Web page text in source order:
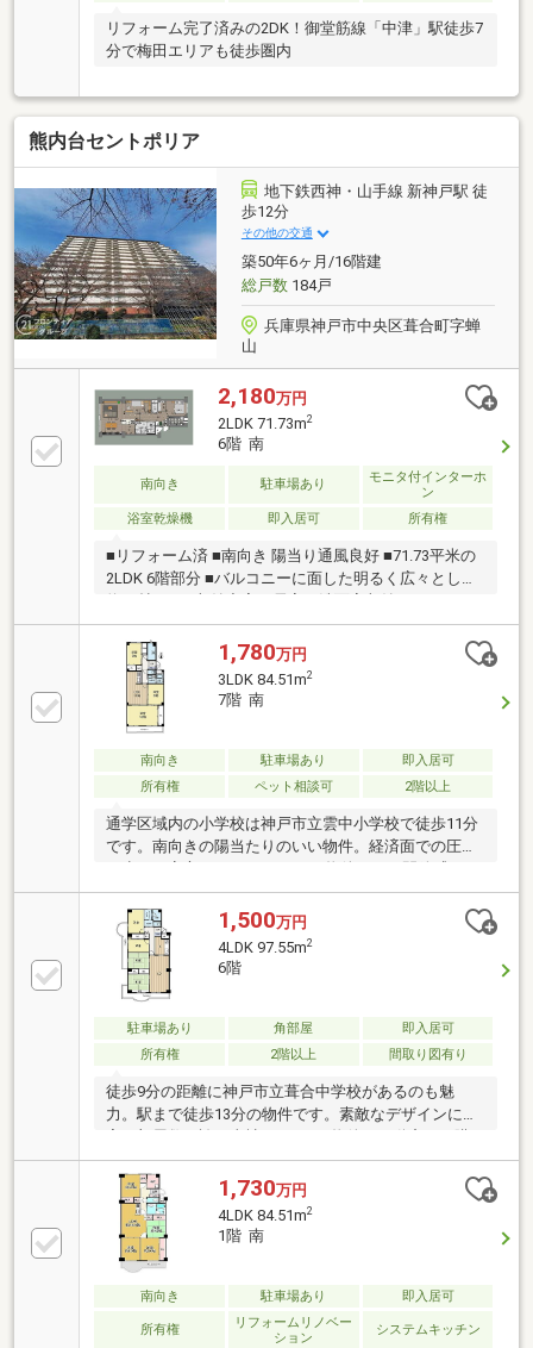
リフォーム完了済みの2DK！御堂筋線「中津」駅徒歩7
分で梅田エリアも徒歩圏内
熊内台セントポリア
地下鉄西神・山手線 新神戸駅 徒
歩12分
その他の交通
築50年6ヶ月/16階建
総戸数184戸
兵庫県神戸市中央区葺合町字蝉
山
2,180万円
2LDK 71.73m2
6階 南
南向き 駐車場あり
モニタ付インターホ
ン
浴室乾燥機
即入居可 所有権
■リフォーム済 ■南向き 陽当り通風良好 ■71.73平米の
2LDK 6階部分 ■バルコニーに面した明るく広々とした
1,780万円
3LDK 84.51m2
7階 南
南向き 駐車場あり
即入居可
所有権
ペット相談可 2階以上
通学区域内の小学校は神戸市立雲中小学校で徒歩11分
です。南向きの陽当たりのいい物件。経済面での圧迫
る間取りの3ＬＤＫ物件です。当社スタッフがお客さ
1,500万円
4LDK 97.55m2
6階
駐車場あり 角部屋
即入居可
所有権
2階以上 間取り図有り
徒歩9分の距離に神戸市立葺合中学校があるのも魅
力。駅まで徒歩13分の物件です。素敵なデザインに充
入を検討しているが不動産の知識がなくて不安だと思
う方で
1,730万円
4LDK 84.51m2
1階 南
南向き 駐車場あり 即入居可
所有権
リフォームリノベー
ション
システムキッチン